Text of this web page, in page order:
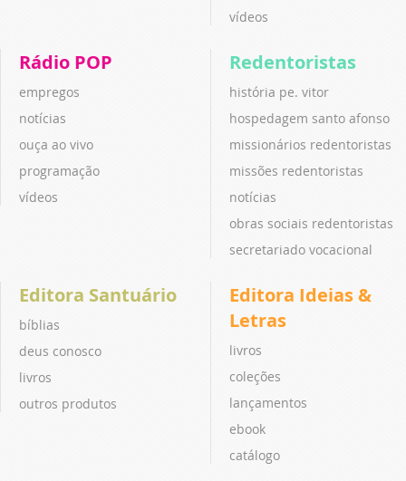
vídeos
Rádio POP
empregos
notícias
ouça ao vivo
programação
vídeos
Redentoristas
história pe. vitor
hospedagem santo afonso
missionários redentoristas
missões redentoristas
notícias
obras sociais redentoristas
secretariado vocacional
Editora Santuário
bíblias
deus conosco
livros
outros produtos
Editora Ideias &
Letras
livros
coleções
lançamentos
ebook
catálogo